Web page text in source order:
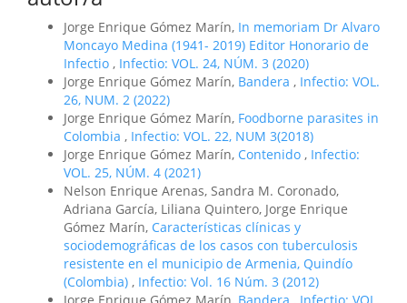
Jorge Enrique Gómez Marín, In memoriam Dr Alvaro
Moncayo Medina (1941- 2019) Editor Honorario de
Infectio , Infectio: VOL. 24, NÚM. 3 (2020)
Jorge Enrique Gómez Marín, Bandera , Infectio: VOL.
26, NUM. 2 (2022)
Jorge Enrique Gómez Marín, Foodborne parasites in
Colombia , Infectio: VOL. 22, NUM 3(2018)
Jorge Enrique Gómez Marín, Contenido , Infectio:
VOL. 25, NÚM. 4 (2021)
Nelson Enrique Arenas, Sandra M. Coronado,
Adriana García, Liliana Quintero, Jorge Enrique
Gómez Marín, Características clínicas y
sociodemográficas de los casos con tuberculosis
resistente en el municipio de Armenia, Quindío
(Colombia) , Infectio: Vol. 16 Núm. 3 (2012)
Jorge Enrique Gómez Marín, Bandera , Infectio: VOL.